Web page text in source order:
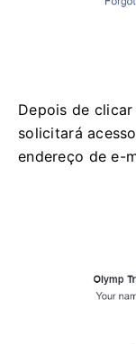
Depois de clicar
solicitará
endereço de e-